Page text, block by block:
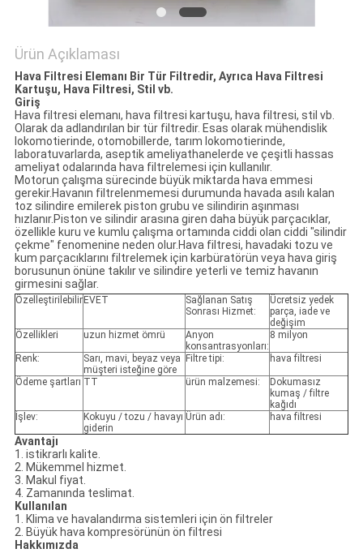
Ürün Açıklaması
Hava Filtresi Elemanı Bir Tür Filtredir, Ayrıca Hava Filtresi
Kartuşu, Hava Filtresi, Stil vb.
Giriş
Hava filtresi elemanı, hava filtresi kartuşu, hava filtresi, stil vb.
Olarak da adlandırılan bir tür filtredir. Esas olarak mühendislik
lokomotierinde, otomobillerde, tarım lokomotierinde,
laboratuvarlarda, aseptik ameliyathanelerde ve çeşitli hassas
ameliyat odalarında hava filtrelemesi için kullanılır.
Motorun çalışma sürecinde büyük miktarda hava emmesi
gerekir.Havanın filtrelenmemesi durumunda havada asılı kalan
toz silindire emilerek piston grubu ve silindirin aşınması
hızlanır.Piston ve silindir arasına giren daha büyük parçacıklar,
özellikle kuru ve kumlu çalışma ortamında ciddi olan ciddi "silindir
çekme" fenomenine neden olur.Hava filtresi, havadaki tozu ve
kum parçacıklarını filtrelemek için karbüratörün veya hava giriş
borusunun önüne takılır ve silindire yeterli ve temiz havanın
girmesini sağlar.
Özelleştirilebilir EVET
Sağlanan Satış
Sonrası Hizmet:
Ücretsiz yedek
parça, iade ve
değişim
Özellikleri
uzun hizmet ömrü
Anyon
konsantrasyonları:
8 milyon
Renk:
Sarı, mavi, beyaz veya
müşteri isteğine göre
Filtre tipi: hava filtresi
Ödeme şartları TT ürün malzemesi:
Dokumasız
kumaş / filtre
kağıdı
İşlev:
Kokuyu / tozu / havayı
giderin
Ürün adı: hava filtresi
Avantajı
1. istikrarlı kalite.
2. Mükemmel hizmet.
3. Makul fiyat.
4. Zamanında teslimat.
Kullanılan
1. Klima ve havalandırma sistemleri için ön filtreler
2. Büyük hava kompresörünün ön filtresi
Hakkımızda